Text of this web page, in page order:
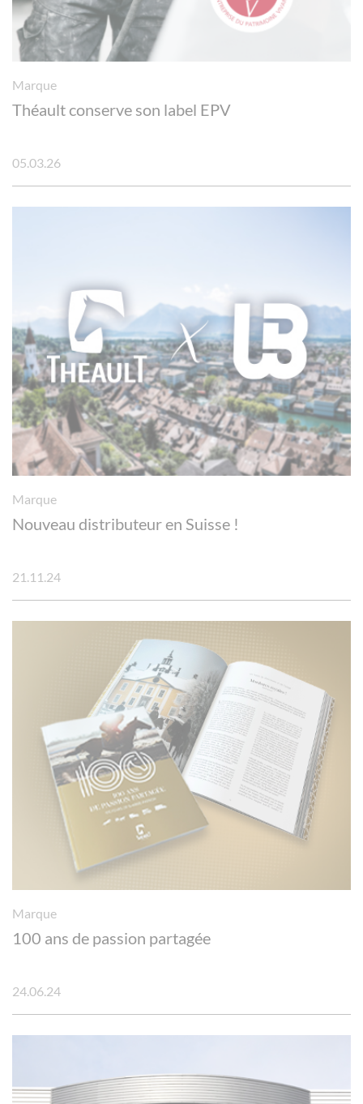
Marque
Théault conserve son label EPV
05.03.26
Marque
Nouveau distributeur en Suisse !
21.11.24
Marque
100 ans de passion partagée
24.06.24